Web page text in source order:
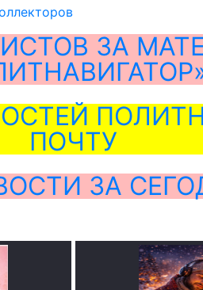
ЗА
ПОЧТУ
ЗА